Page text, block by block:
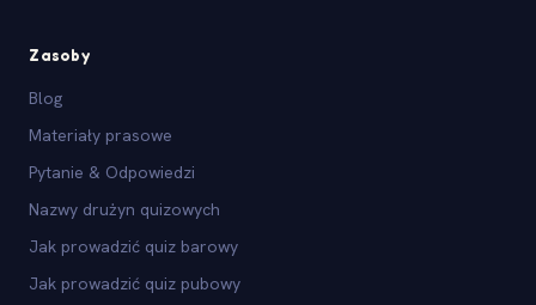
Zasoby
Blog
Materiały prasowe
Pytanie & Odpowiedzi
Nazwy drużyn quizowych
Jak prowadzić quiz barowy
Jak prowadzić quiz pubowy